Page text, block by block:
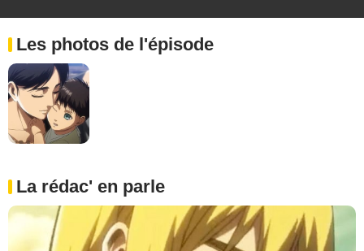
Les photos de l'épisode
La rédac' en parle